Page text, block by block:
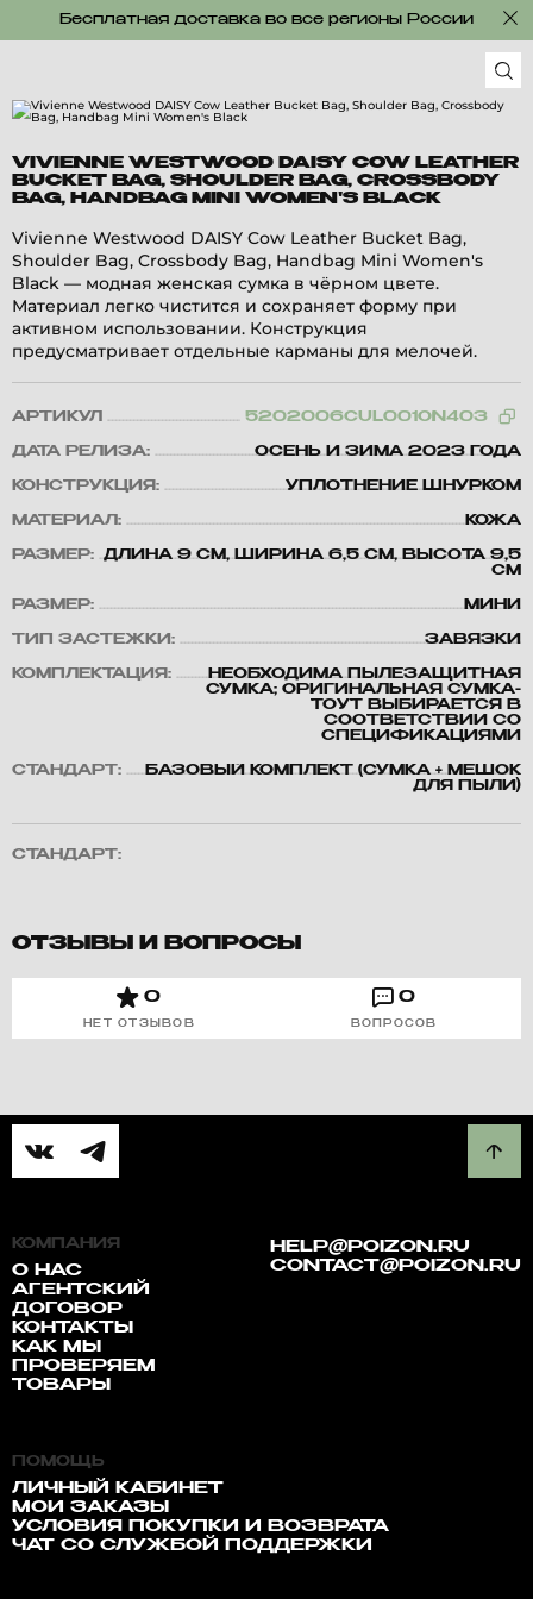
Бесплатная доставка во все регионы России
VIVIENNE WESTWOOD DAISY COW LEATHER
BUCKET BAG, SHOULDER BAG, CROSSBODY
BAG, HANDBAG MINI WOMEN'S BLACK
Vivienne Westwood DAISY Cow Leather Bucket Bag,
Shoulder Bag, Crossbody Bag, Handbag Mini Women's
Black — модная женская сумка в чёрном цвете.
Материал легко чистится и сохраняет форму при
активном использовании. Конструкция
предусматривает отдельные карманы для мелочей.
АРТИКУЛ 5202006CUL001ON403
ДАТА РЕЛИЗА: ОСЕНЬ И ЗИМА 2023 ГОДА
КОНСТРУКЦИЯ: УПЛОТНЕНИЕ ШНУРКОМ
МАТЕРИАЛ: КОЖА
РАЗМЕР:
ДЛИНА 9 СМ, ШИРИНА 6,5 СМ, ВЫСОТА 9,5
СМ
РАЗМЕР: МИНИ
ТИП ЗАСТЕЖКИ: ЗАВЯЗКИ
КОМПЛЕКТАЦИЯ:
НЕОБХОДИМА ПЫЛЕЗАЩИТНАЯ
СУМКА; ОРИГИНАЛЬНАЯ СУМКА-
ТОУТ ВЫБИРАЕТСЯ В
СООТВЕТСТВИИ СО
СПЕЦИФИКАЦИЯМИ
СТАНДАРТ:
БАЗОВЫЙ КОМПЛЕКТ (СУМКА + МЕШОК
ДЛЯ ПЫЛИ)
СТАНДАРТ:
ОТЗЫВЫ И ВОПРОСЫ
0
НЕТ ОТЗЫВОВ
0
ВОПРОСОВ
КОМПАНИЯ
О НАС
АГЕНТСКИЙ
ДОГОВОР
КОНТАКТЫ
КАК МЫ
ПРОВЕРЯЕМ
ТОВАРЫ
HELP@POIZON.RU
CONTACT@POIZON.RU
ПОМОЩЬ
ЛИЧНЫЙ КАБИНЕТ
МОИ ЗАКАЗЫ
УСЛОВИЯ ПОКУПКИ И ВОЗВРАТА
ЧАТ СО СЛУЖБОЙ ПОДДЕРЖКИ